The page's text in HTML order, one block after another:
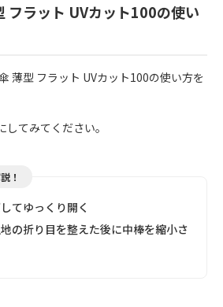
フラット UVカット100の使い
薄型 フラット UVカット100の使い方を
てみてください。
！
てゆっくり開く
の折り目を整えた後に中棒を縮小さ